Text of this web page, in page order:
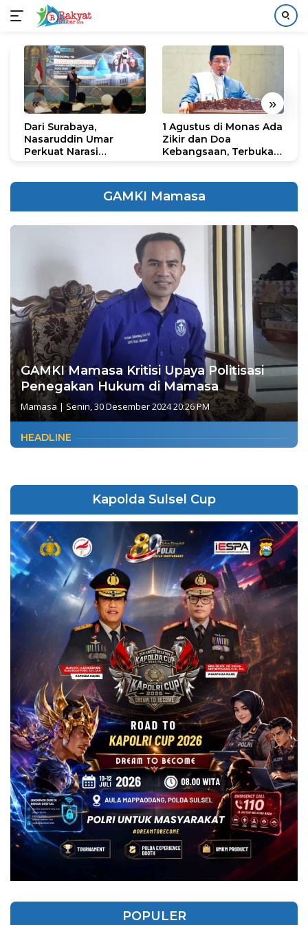
konten
« »
Dari Surabaya,
Nasaruddin Umar
Perkuat Narasi
1 Agustus di Monas Ada
Zikir dan Doa
Kebangsaan, Terbuka
GAMKI Mamasa
GAMKI Mamasa Kritisi Upaya Politisasi
Penegakan Hukum di Mamasa
Mamasa | Senin, 30 Desember 2024 20:26 PM
HEADLINE
Kapolda Sulsel Cup
POPULER